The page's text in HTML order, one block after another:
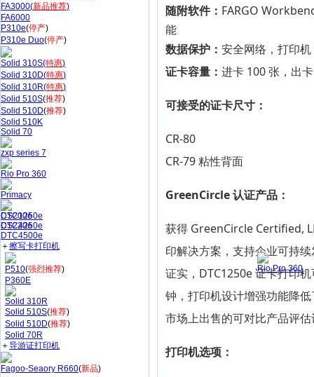
随附软件： FARGO
能
数据保护： 安全网络，打印机
证卡容量： 进卡 100 张，出
可接受的证卡尺寸：
CR-80
CR-79 粘性背面
GreenCircle 认证产品：
获得 GreenCircle Certified,
印解决方案，支持企业可持
证实，DTC1250e 证卡打印
钟，打印机设计增强功能降
市场上出售的可对比产品评
打印机选项：
FA3000(新品推荐)
FA6000
P310e(停产)
P310e Duo(停产)
Solid 310S(特惠)
Solid 310D(特惠)
Solid 310R(特惠)
Solid 510S(推荐)
Solid 510D(推荐)
Solid 510K
Solid 70
zxp series 7
Rio Pro 360
Primacy
CS200e
CS220e
DTC1250e
DTC4250e
DTC4500e
＋擦写卡打印机
P510(强烈推荐)
P360E
Solid 310R
Solid 510S(推荐)
Solid 510D(推荐)
Solid 70R
Rio Pro 360
＋导游证打印机
Fagoo-Seaory R660(新品)